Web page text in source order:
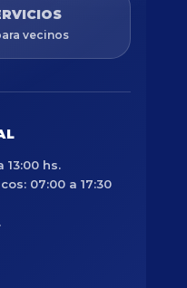
vecinos
13:00 hs.
07:00 a 17:30